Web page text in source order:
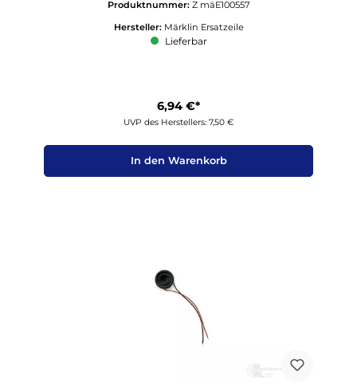
Produktnummer: Z mäE100557
Hersteller: Märklin Ersatzeile
Lieferbar
6,94 €*
UVP des Herstellers: 7,50 €
In den Warenkorb